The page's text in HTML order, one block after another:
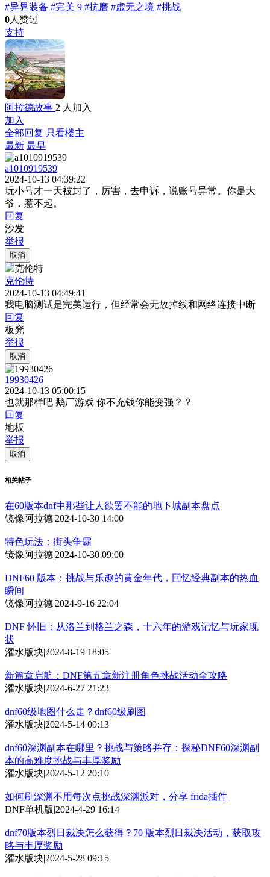
#异界装备 #完美 9 #抗磨 #虚无之境 #挑战
0人赞过
支持
阿拉德故事 2 人加入
加入
全部回复 只看楼主
最新 最早
a1010919539
2024-10-13 04:39:22
玩小号才一天被封了，厉害，去申诉，说账号异常。你是大
爷，惹不起。
回复
沙发
举报
取消
克伦特
2024-10-13 04:49:41
我电脑测试是完美运行，但经常会无故掉线和网络连接中断
回复
板凳
举报
取消
19930426
2024-10-13 05:00:15
也就那样吧 鹅厂游戏 你不充钱你能变强？？
回复
地板
举报
取消
相关帖子
在60版本dnf中那些让人欲罢不能的地下城副本盘点
镜像阿拉德|2024-10-30 14:00
特色玩法：街头争霸
镜像阿拉德|2024-10-30 09:00
DNF60 版本：挑战与乐趣的黄金年代，回忆经典副本的热血
瞬间
镜像阿拉德|2024-9-16 22:04
DNF 怀旧：从洛兰到格兰之森，十六年的游戏记忆与玩家现
状
灌水版块|2024-8-19 18:05
新篇章启航：DNF第五章新注册角色挑战活动全攻略
灌水版块|2024-6-27 21:23
dnf60级地图什么走？dnf60级刷图
灌水版块|2024-5-14 09:13
dnf60深渊副本在哪里？挑战与策略并存：探秘DNF60深渊副
本的高难度挑战与丰厚奖励
灌水版块|2024-5-12 20:10
如何刷深渊不用每次点挑战深渊派对，分享 frida插件
DNF单机版|2024-4-29 16:14
dnf70版本烈日裁决怎么获得？70 版本烈日裁决活动，获取攻
略与丰厚奖励
灌水版块|2024-5-28 09:15